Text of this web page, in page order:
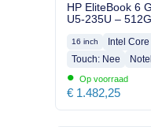
HP EliteBook 6
U5-235U –
16 inch Intel
Touch: Nee
• Op voorraad
€ 1.482,25